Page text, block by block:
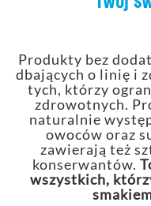
Produkty bez
dbających o linię i
tych, którzy
zdrowotnych.
naturalnie
owoców oraz
zawierają też
konserwantów.
wszystkich,